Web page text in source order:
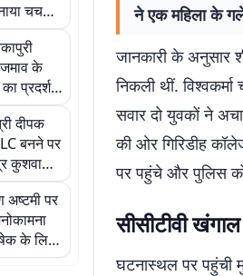
चचरी
के
प्रदर्शन,
की मांग
दीपक
बनने पर
कुशवाहा,
अष्टमी पर
के लिए
ने एक महिला के
जानकारी के अनुसार
निकली थीं.
सवार दो युवकों ने
की ओर गिरिडीह
पर पहुंचे और पुलिस
सीसीटीवी
घटनास्थल पर पहुंची